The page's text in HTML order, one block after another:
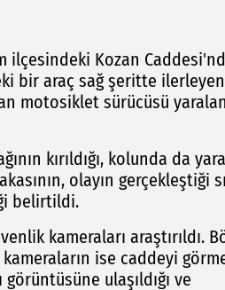
ilçesindeki Kozan
bir araç sağ şeritte ilerleyen
motosiklet sürücüsü
kırıldığı, kolunda da
olayın gerçekleştiği
belirtildi.
kameraları araştırıldı.
ise caddeyi
ulaşıldığı ve